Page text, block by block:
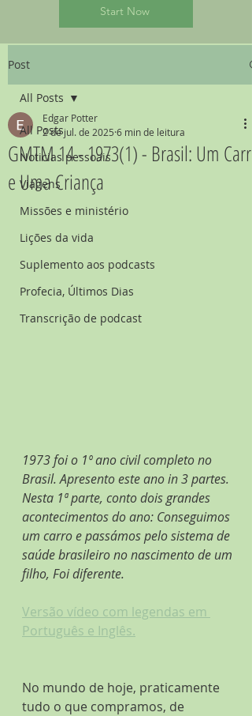
Start Now
Post
All Posts
Noticias pessoais
Viagens
Missões e ministério
Lições da vida
Suplemento aos podcasts
Profecia, Últimos Dias
Transcrição de podcast
All Posts
GMTM 14 - 1973(1) - Brasil: Um Carro
e Uma Criança
Edgar Potter
2 de jul. de 2025 6 min de leitura
1973 foi o 1º ano civil completo no
Brasil. Apresento este ano in 3 partes.
Nesta 1ª parte, conto dois grandes
acontecimentos do ano: Conseguimos
um carro e passámos pelo sistema de
saúde brasileiro no nascimento de um
filho, Foi diferente.
Versão vídeo com legendas em
Português e Inglês.
No mundo de hoje, praticamente
tudo o que compramos, de